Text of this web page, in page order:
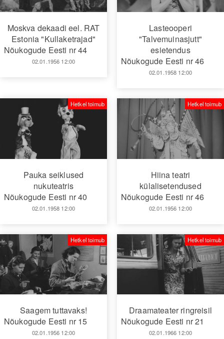
Moskva dekaadi eel. RAT
Estonia "Kullaketrajad"
Nõukogude Eesti nr 44
02.01.1956 12:00
Lasteooperi
"Talvemuinasjutt"
esietendus
Nõukogude Eesti nr 46
02.01.1958 12:00
Pauka seiklused
nukuteatris
Nõukogude Eesti nr 40
02.01.1958 12:00
Hetkel toimub
Hiina teatri
külalisetendused
Nõukogude Eesti nr 46
02.01.1956 12:00
Hetkel toimub
Saagem tuttavaks!
Nõukogude Eesti nr 15
02.01.1956 12:00
Hetkel toimub
Draamateater ringreisil
Nõukogude Eesti nr 21
02.01.1966 12:00
Hetkel toimub